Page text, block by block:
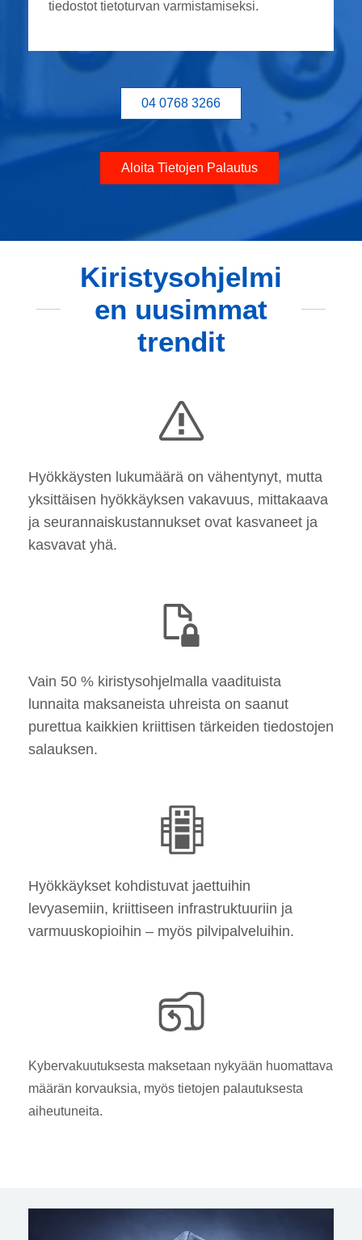
tiedostot tietoturvan varmistamiseksi.
04 0768 3266
Aloita Tietojen Palautus
Kiristysohjelmi
en uusimmat
trendit
Hyökkäysten lukumäärä on vähentynyt, mutta
yksittäisen hyökkäyksen vakavuus, mittakaava
ja seurannaiskustannukset ovat kasvaneet ja
kasvavat yhä.
Vain 50 % kiristysohjelmalla vaadituista
lunnaita maksaneista uhreista on saanut
purettua kaikkien kriittisen tärkeiden tiedostojen
salauksen.
Hyökkäykset kohdistuvat jaettuihin
levyasemiin, kriittiseen infrastruktuuriin ja
varmuuskopioihin – myös pilvipalveluihin.
Kybervakuutuksesta maksetaan nykyään huomattava
määrän korvauksia, myös tietojen palautuksesta
aiheutuneita.